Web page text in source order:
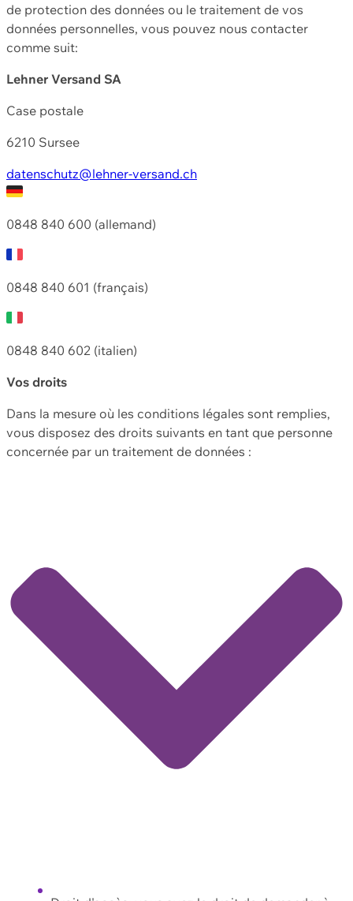
de protection des données ou le traitement de vos
données personnelles, vous pouvez nous contacter
comme suit:
Lehner Versand SA
Case postale
6210 Sursee
datenschutz@lehner-versand.ch
0848 840 600 (allemand)
0848 840 601 (français)
0848 840 602 (italien)
Vos droits
Dans la mesure où les conditions légales sont remplies,
vous disposez des droits suivants en tant que personne
concernée par un traitement de données :